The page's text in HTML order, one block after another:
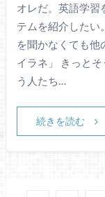
オレだ。英語学習
テムを紹介した
を聞かなくても他
イラネ」 きっと
う人たち…
続きを読む